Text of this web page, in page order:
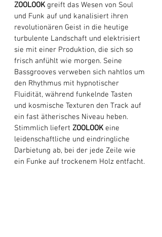
ZOOLOOK greift das Wesen von Soul
und Funk auf und kanalisiert ihren
revolutionären Geist in die heutige
turbulente Landschaft und elektrisiert
sie mit einer Produktion, die sich so
frisch anfühlt wie morgen. Seine
Bassgrooves verweben sich nahtlos um
den Rhythmus mit hypnotischer
Fluidität, während funkelnde Tasten
und kosmische Texturen den Track auf
ein fast ätherisches Niveau heben.
Stimmlich liefert ZOOLOOK eine
leidenschaftliche und eindringliche
Darbietung ab, bei der jede Zeile wie
ein Funke auf trockenem Holz entfacht.